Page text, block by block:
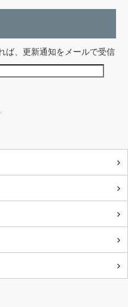
ば、更新通知をメールで受信